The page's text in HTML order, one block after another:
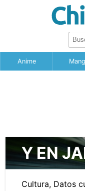
Anime
Y EN
Cultura, Datos